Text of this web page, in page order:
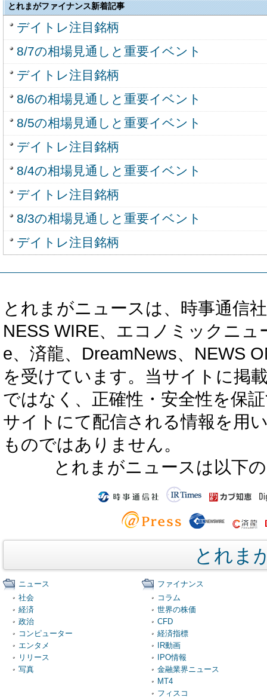
とれまがファイナンス新着記事
デイトレ注目銘柄
8/7の相場見通しと重要イベント
デイトレ注目銘柄
8/6の相場見通しと重要イベント
8/5の相場見通しと重要イベント
デイトレ注目銘柄
8/4の相場見通しと重要イベント
デイトレ注目銘柄
8/3の相場見通しと重要イベント
デイトレ注目銘柄
とれまがニュースは、時事通信
NESS WIRE、エコノミックニ
e、済龍、DreamNews、NEWS
を受けています。当サイトに掲
ではなく、正確性・安全性を保
サイトにて配信される情報を用
ものではありません。
とれまがニュースは以下
とれま
ニュース
社会
経済
政治
コンピューター
エンタメ
リリース
写真
ファイナンス
コラム
世界の株価
CFD
経済指標
IR動画
IPO情報
金融業界ニュース
MT4
フィスコ